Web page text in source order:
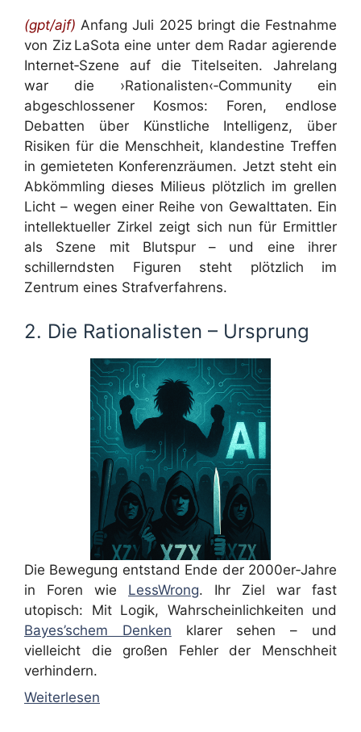
(gpt/ajf) Anfang Juli 2025 bringt die Festnahme
von Ziz LaSota eine unter dem Radar agierende
Internet‑Szene auf die Titelseiten. Jahrelang
war die ›Rationalisten‹‑Community ein
abgeschlossener Kosmos: Foren, endlose
Debatten über Künstliche Intelligenz, über
Risiken für die Menschheit, klandestine Treffen
in gemieteten Konferenzräumen. Jetzt steht ein
Abkömmling dieses Milieus plötzlich im grellen
Licht – wegen einer Reihe von Gewalttaten. Ein
intellektueller Zirkel zeigt sich nun für Ermittler
als Szene mit Blutspur – und eine ihrer
schillerndsten Figuren steht plötzlich im
Zentrum eines Strafverfahrens.
2. Die Rationalisten – Ursprung
Die Bewegung entstand Ende der 2000er‑Jahre
in Foren wie LessWrong. Ihr Ziel war fast
utopisch: Mit Logik, Wahrscheinlichkeiten und
Bayes’schem Denken klarer sehen – und
vielleicht die großen Fehler der Menschheit
verhindern.
Weiterlesen